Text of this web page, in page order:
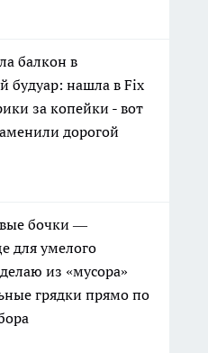
балкон в
будуар: нашла в Fix
за копейки - вот
дорогой
бочки —
для умелого
из «мусора»
грядки прямо по